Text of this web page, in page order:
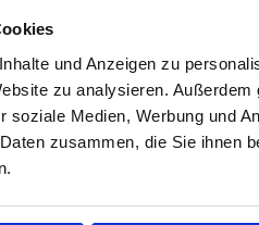
und Anzeigen zu
zu analysieren.
soziale Medien, Werbung und
zusammen, die Sie ihnen
ÜBERSICHT
/ ECKSCHRÄNKE
ANTIKE MÖBEL
RESTAURIERUNG
WIRD WIE NEU / RFT-
/
/ ZERTIFIKATE